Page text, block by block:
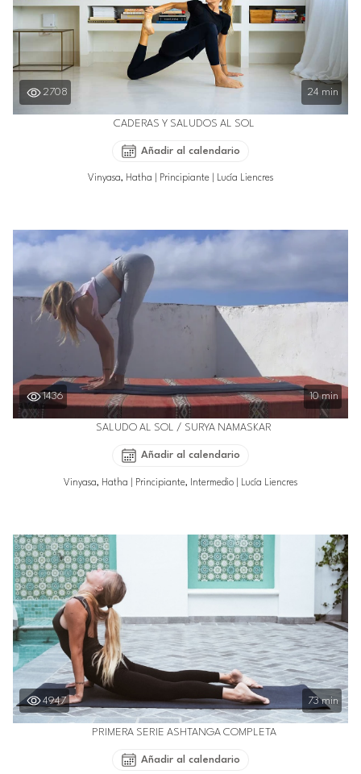
2708 24 min
CADERAS Y SALUDOS AL SOL
Añadir al calendario
Vinyasa, Hatha Principiante Lucía Liencres
1436 10 min
SALUDO AL SOL / SURYA NAMASKAR
Añadir al calendario
Vinyasa, Hatha Principiante, Intermedio Lucía Liencres
4947 73 min
PRIMERA SERIE ASHTANGA COMPLETA
Añadir al calendario